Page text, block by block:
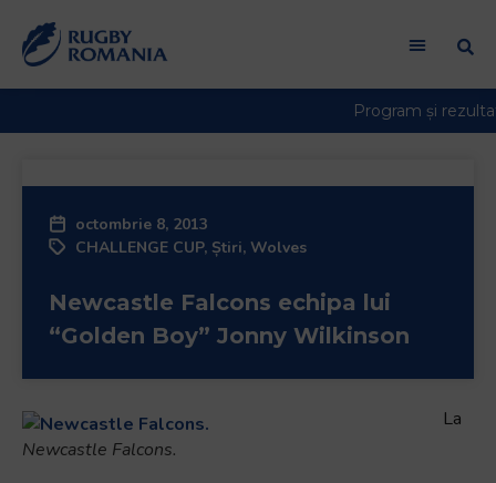
octombrie 8, 2013
CHALLENGE CUP, Știri, Wolves
Newcastle Falcons echipa lui
“Golden Boy” Jonny Wilkinson
Newcastle Falcons.
La